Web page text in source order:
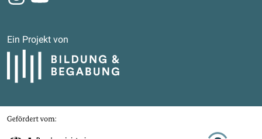
Ein Projekt von
Bildung und Begabung
Gefördert von
Bundesministerium für Bildung, Familie, Senioren, Frauen und Jugend